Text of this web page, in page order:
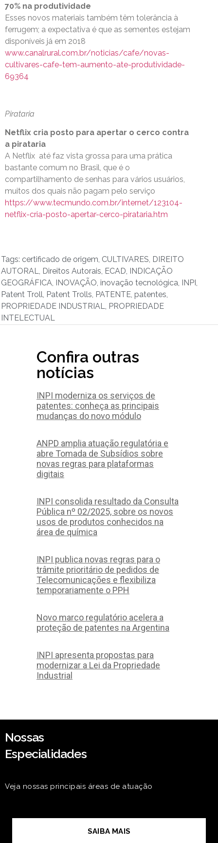
70% na produtividade
Esses novos materiais também têm tolerância à
ferrugem; a expectativa é que as sementes estejam
disponíveis já em 2018
www.canalrural.com.br/noticias/cafe/novas-
cultivares-cafe-tem-aumento-ate-produtividade-
69364
Pirataria
Netflix cria posto para apertar o cerco contra
a pirataria
A Netflix até faz vista grossa para uma prática
bastante comum no Brasil, que é o
compartilhamento de senhas para vários usuários,
muitos dos quais não pagam pelo serviço
https://www.tecmundo.com.br/internet/123104-
netflix-cria-posto-apertar-cerco-pirataria.htm
Tags: certificado de origem, CULTIVARES, DIREITO
AUTORAL, Direitos Autorais, ECAD,
INDICAÇÃO
GEOGRÁFICA, INOVAÇÃO, inovação tecnológica, INPI ,
Patent Troll, Patent Trolls, PATENTE, patentes,
PROPRIEDADE INDUSTRIAL, PROPRIEDADE
INTELECTUAL
Confira outras
notícias
INPI moderniza os serviços de
patentes: conheça as principais
mudanças do novo módulo
ANPD amplia atuação regulatória e
abre Tomada de Subsídios sobre
novas regras para plataformas
digitais
INPI consolida resultado da Consulta
Pública nº 02/2025, sobre os novos
usos de produtos conhecidos na
área de química
INPI publica novas regras para o
trâmite prioritário de pedidos de
Telecomunicações e flexibiliza
temporariamente o PPH
Novo marco regulatório acelera a
proteção de patentes na Argentina
INPI apresenta propostas para
modernizar a Lei da Propriedade
Industrial
Nossas
Especialidades
Veja nossas principais áreas de atuação
SAIBA MAIS